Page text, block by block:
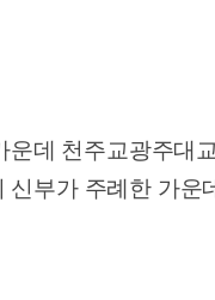
운데 천주교광주대
신부가 주례한 가운